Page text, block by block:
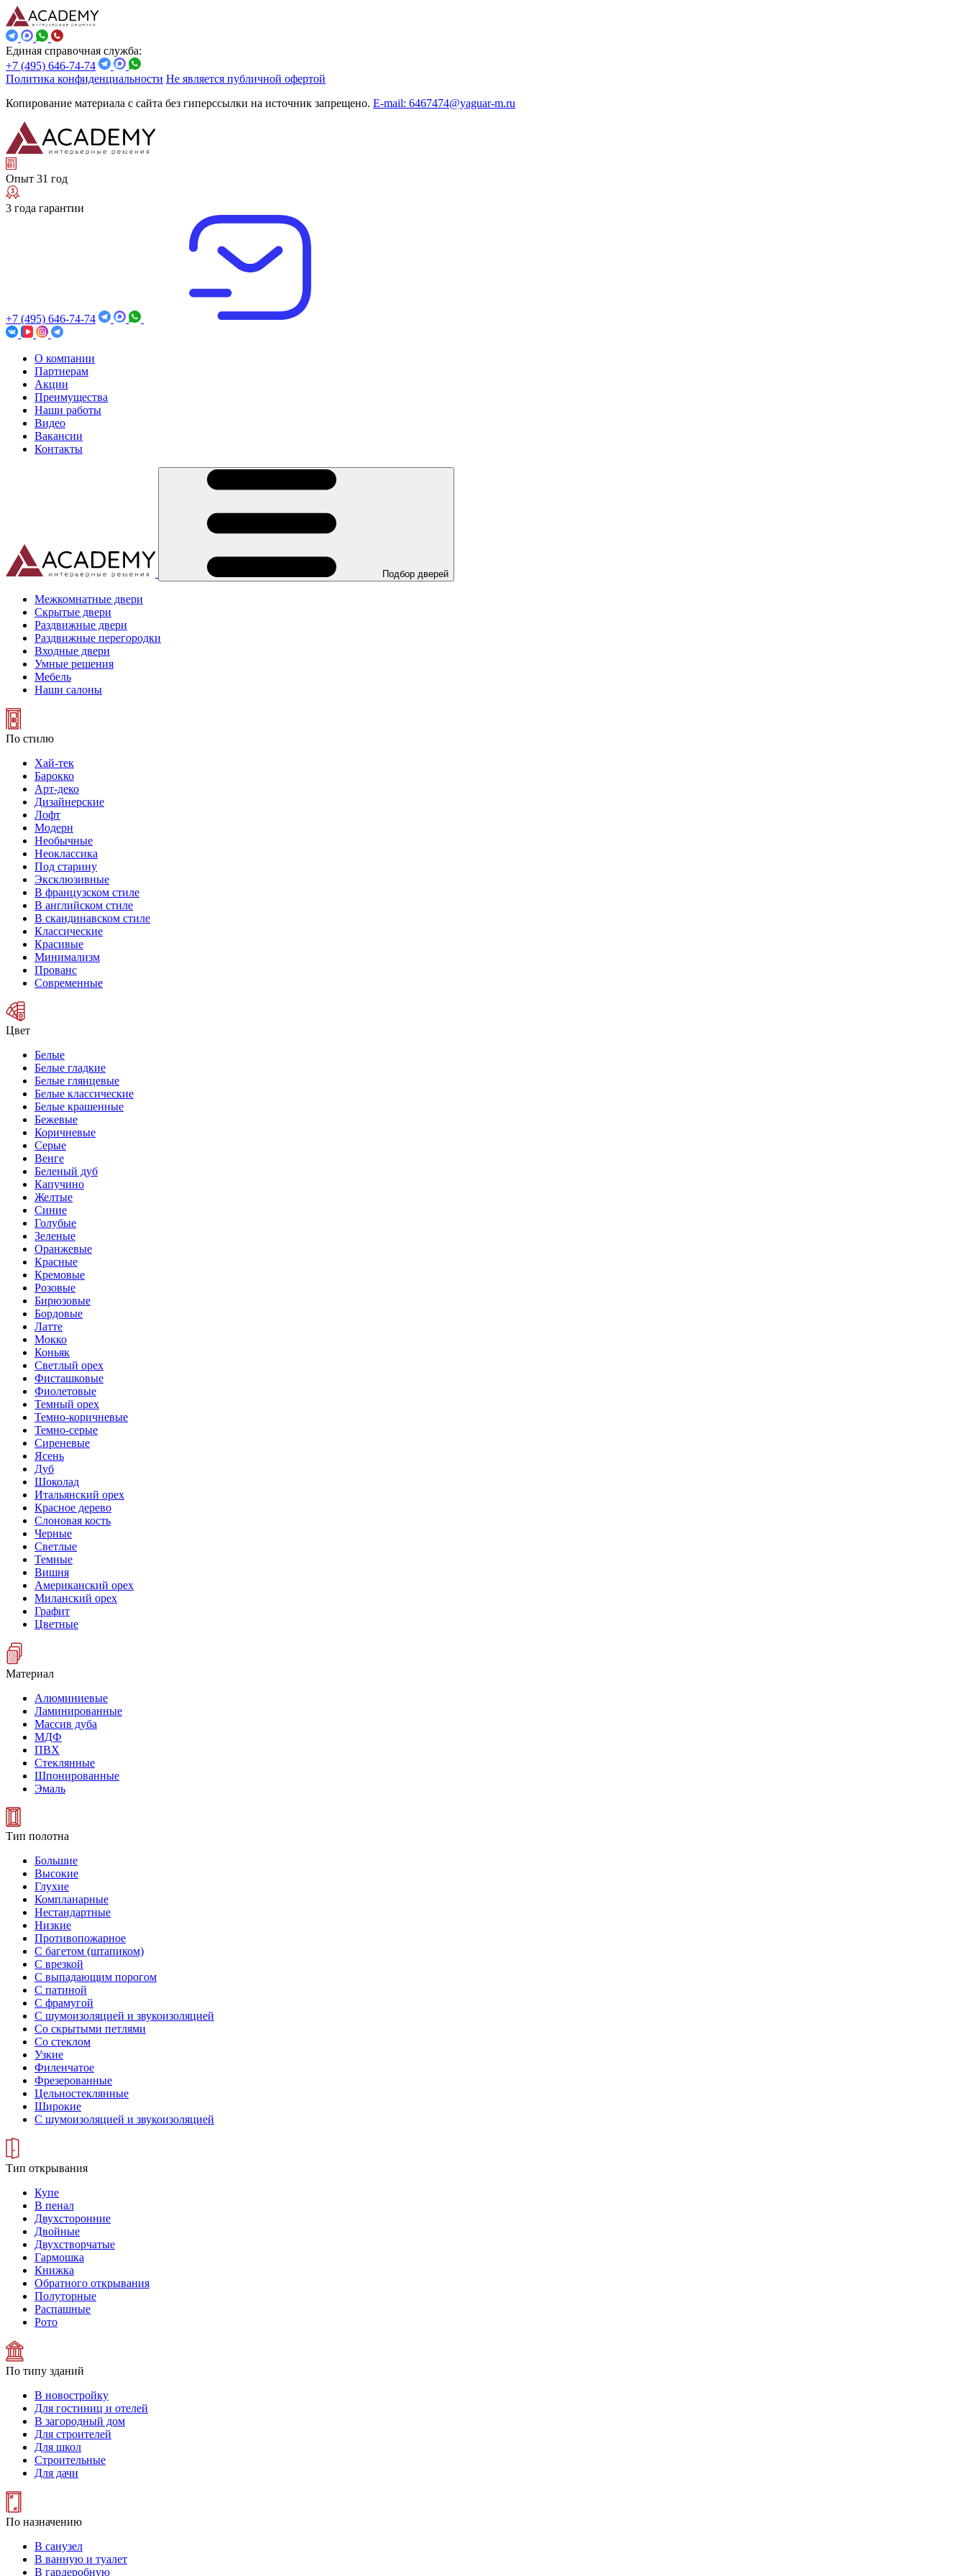
Единая справочная служба:
+7 (495) 646-74-74
Политика конфиденциальности Не является публичной офертой
Копирование материала с сайта без гиперссылки на источник запрещено. E-mail: 6467474@yaguar-m.ru
Опыт 31 год
3 года гарантии
+7 (495) 646-74-74
О компании
Партнерам
Акции
Преимущества
Наши работы
Видео
Вакансии
Контакты
Подбор дверей
Межкомнатные двери
Скрытые двери
Раздвижные двери
Раздвижные перегородки
Входные двери
Умные решения
Мебель
Наши салоны
По стилю
Хай-тек
Барокко
Арт-деко
Дизайнерские
Лофт
Модерн
Необычные
Неоклассика
Под старину
Эксклюзивные
В французском стиле
В английском стиле
В скандинавском стиле
Классические
Красивые
Минимализм
Прованс
Современные
Цвет
Белые
Белые гладкие
Белые глянцевые
Белые классические
Белые крашенные
Бежевые
Коричневые
Серые
Венге
Беленый дуб
Капучино
Желтые
Синие
Голубые
Зеленые
Оранжевые
Красные
Кремовые
Розовые
Бирюзовые
Бордовые
Латте
Мокко
Коньяк
Светлый орех
Фисташковые
Фиолетовые
Темный орех
Темно-коричневые
Темно-серые
Сиреневые
Ясень
Дуб
Шоколад
Итальянский орех
Красное дерево
Слоновая кость
Черные
Светлые
Темные
Вишня
Американский орех
Миланский орех
Графит
Цветные
Материал
Алюминиевые
Ламинированные
Массив дуба
МДФ
ПВХ
Стеклянные
Шпонированные
Эмаль
Тип полотна
Большие
Высокие
Глухие
Компланарные
Нестандартные
Низкие
Противопожарное
С багетом (штапиком)
С врезкой
С выпадающим порогом
С патиной
С фрамугой
С шумоизоляцией и звукоизоляцией
Со скрытыми петлями
Со стеклом
Узкие
Филенчатое
Фрезерованные
Цельностеклянные
Широкие
С шумоизоляцией и звукоизоляцией
Тип открывания
Купе
В пенал
Двухсторонние
Двойные
Двухстворчатые
Гармошка
Книжка
Обратного открывания
Полуторные
Распашные
Рото
По типу зданий
В новостройку
Для гостиниц и отелей
В загородный дом
Для строителей
Для школ
Строительные
Для дачи
По назначению
В санузел
В ванную и туалет
В гардеробную